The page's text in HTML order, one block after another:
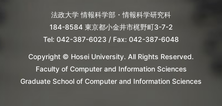
法政大学 情報科学部・情報科学研究科
184-8584 東京都小金井市梶野町3-7-2
Tel: 042-387-6023 / Fax: 042-387-6048
Copyright © Hosei University. All Rights Reserved.
Faculty of Computer and Information Sciences
Graduate School of Computer and Information Sciences